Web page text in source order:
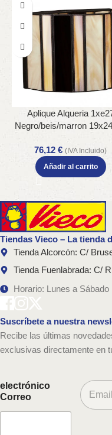
Aplique Alqueria
Negro/beis/marron
76,12 € (IVA Incluido)
Añadir al carrito
Tiendas Vieco – La tienda
Tienda Alcorcón: C/
Tienda Fuenlabrada: C/
Horario: Lunes a
Suscríbete a nuestra
Recibe las últimas
exclusivas directamente en
electrónico
Correo
C
o